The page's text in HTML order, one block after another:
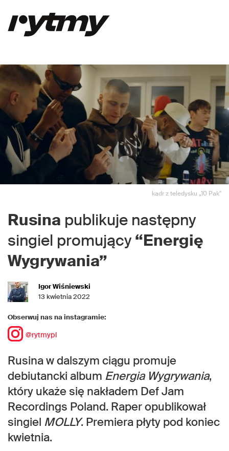
kadr z teledysku „10 Pak"
Rusina publikuje następny
singiel promujący“Energię
Wygrywania”
Igor Wiśniewski
13 kwietnia 2022
Obserwuj nas na instagramie:
@rytmypl
Rusina w dalszym ciągu promuje
debiutancki album Energia Wygrywania,
który ukaże się nakładem Def Jam
Recordings Poland. Raper opublikował
singiel MOLLY. Premiera płyty pod koniec
kwietnia.